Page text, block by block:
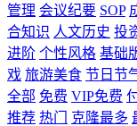
管理 会议纪要 SOP
合知识 人文历史 投
进阶 个性风格 基础
戏 旅游美食 节日节
全部 免费 VIP免费
推荐 热门 克隆最多